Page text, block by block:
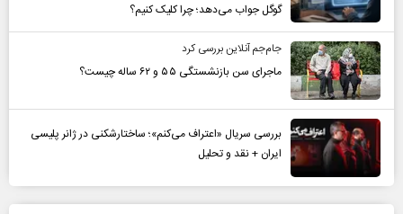
گوگل جواب می‌دهد؛ چرا کلیک کنیم؟
جام‌جم آنلاین بررسی کرد
ماجرای سن بازنشستگی ۵۵ و ۶۲ ساله چیست؟
بررسی سریال «اعتراف می‌کنم»؛ ساختارشکنی در ژانر پلیسی
ایران + نقد و تحلیل